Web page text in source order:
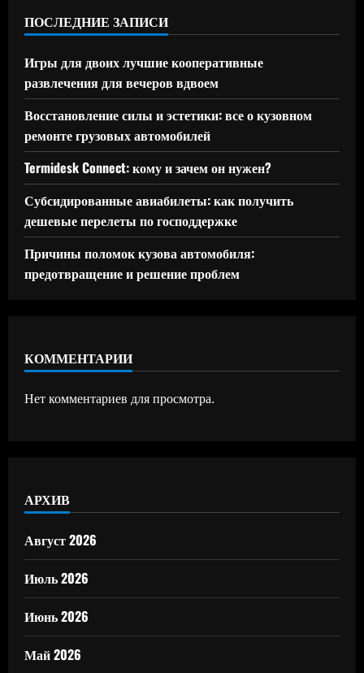
ПОСЛЕДНИЕ ЗАПИСИ
Игры для двоих лучшие кооперативные
развлечения для вечеров вдвоем
Восстановление силы и эстетики: все о кузовном
ремонте грузовых автомобилей
Termidesk Connect: кому и зачем он нужен?
Субсидированные авиабилеты: как получить
дешевые перелеты по господдержке
Причины поломок кузова автомобиля:
предотвращение и решение проблем
КОММЕНТАРИИ
Нет комментариев для просмотра.
АРХИВ
Август 2026
Июль 2026
Июнь 2026
Май 2026